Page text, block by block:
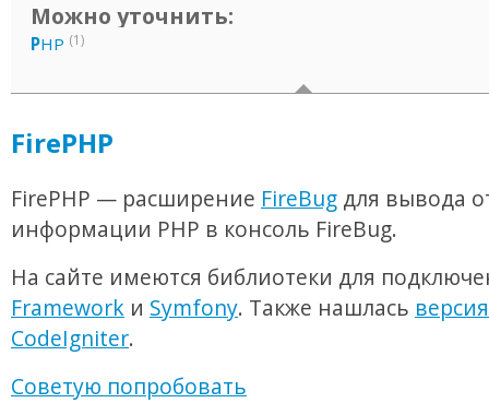
Можно уточнить:
PHP (1)
FirePHP
FirePHP — расширение FireBug для вывода
информации PHP в консоль FireBug.
На сайте имеются библиотеки для
Framework и Symfony. Также нашлась
CodeIgniter.
Советую попробовать